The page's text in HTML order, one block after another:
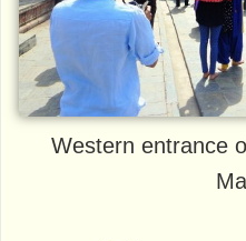
Western entrance